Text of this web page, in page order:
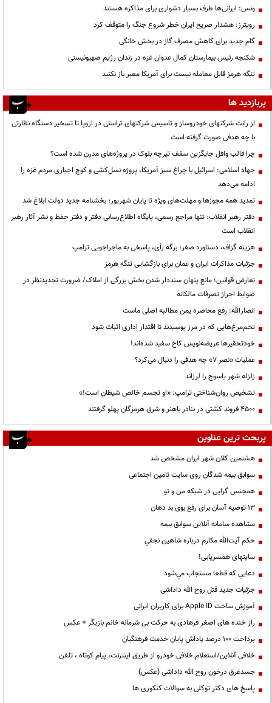
ونس: ایرانی‌ها طرف بسیار دشواری برای مذاکره هستند
رویترز: هشدار صریح ایران خطر شروع جنگ را متوقف کرد
گام جدید برای کاهش مصرف گاز در بخش خانگی
شکنجه رئیس بیمارستان کمال عدوان غزه در زندان رژیم صهیونیستی
تنگه هرمز قابل معامله نیست برای آمریکا معبر باز نکنید
پربازدید ها
از رانت‌ شرکتهای خودروساز و تاسیس شرکتهای تراستی در اروپا تا تسخیر دستگاه نظارتی
با چه هدفی صورت گرفته است
چرا قالب وافل جایگزین سقف تیرچه بلوک در پروژه‌های مدرن شده است؟
جهاد اسلامی: اسرائیل با چراغ سبز آمریکا، پروژه نسل‌کشی و کوچ اجباری مردم غزه را
ادامه می‌دهد
تمدید همه مجوزها و مهلت‌های ویژه تا پایان شهریور؛ بخشنامه جدید دولت ابلاغ شد
دفتر رهبر انقلاب: تنها مراجع رسمی، پایگاه اطلاع‌رسانی دفتر و دفتر حفظ و نشر آثار رهبر
انقلاب است
هزینه گزاف، دستاورد صفر؛ برگه رأی، پاسخی به ماجراجویی ترامپ
جزئیات مذاکرات ایران و عمان برای بازگشایی تنگه هرمز
تعارض قوانین؛ مانع پنهان سنددار شدن بخش بزرگی از املاک/ ضرورت تجدیدنظر در
ضوابط احراز تصرفات مالکانه
انصارالله: رفع محاصره یمن مطالبه اصلی ماست
تخم‌مرغ‌هایی که در مرز پوسیدند تا اقتدار اداری اثبات شود
خودتحقیرها عریضه‌نویس کاخ سفید شده‌اند!
عملیات «نصر ۷» چه هدفی را دنبال می‌کرد؟
زلزله شهر یاسوج را لرزاند
تشخیص روان‌شناختی ترامپ: «او تجسم خالص شیطان است!»
۴۵۰۰ فروند کشتی در بنادر باهنر و شرق هرمزگان پهلو گرفتند
پربحث ترین عناوین
هشتمین کلان شهر ایران مشخص شد
سوابق بیمه شدگان روی سایت تامین اجتماعی
همجنس گرایی در شبکه من و تو
13 توصیه آسان برای رفع بوی بد دهان
مشاهده سامانه آنلاين سوابق بیمه
حكم آيت‌الله مكارم درباره شاهين نجفي
سایتهای همسریابی!
دعايي كه قطعا مستجاب مي‌شود
جزئیات جدید قتل روح الله داداشی
آموزش ساخت Apple ID برای کاربران ایرانی
راز خنده های اصغر فرهادی به حرکت بی شرمانه خانم بازیگر + عکس
پرداخت ۱۰۰ درصد پاداش پایان خدمت فرهنگیان
خلافی آنلاین/استعلام خلافی خودرو از طریق اینترنت، پیام کوتاه ، تلفن
جسدغرق درخون روح الله داداشی (عکس)
پاسخ های دکتر توکلی به سوالات کنکوری ها